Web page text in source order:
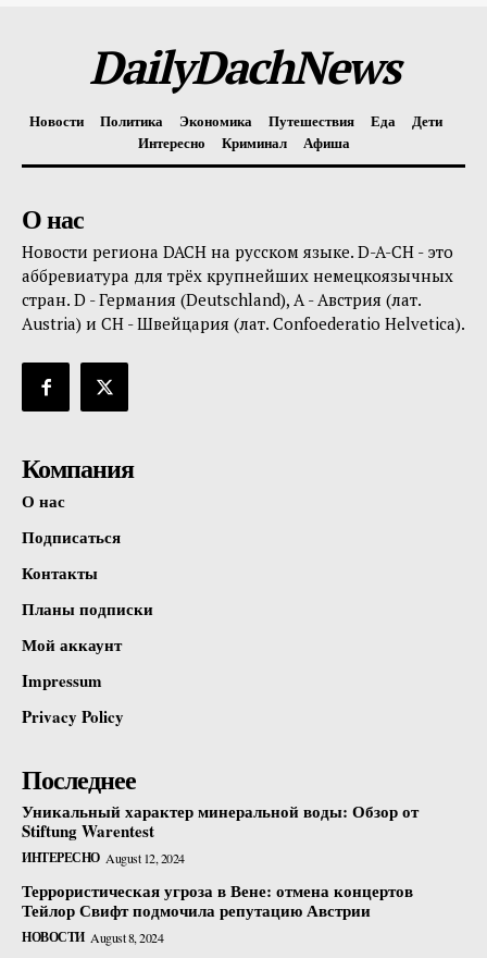
DailyDachNews
Новости Политика Экономика Путешествия Еда
Дети
Интересно
Криминал Афиша
О нас
Новости региона DACH на русском языке. D-A-CH - это
аббревиатура для трёх крупнейших немецкоязычных
стран. D - Германия (Deutschland), A - Австрия (лат.
Austria) и CH - Швейцария (лат. Confoederatio Helvetica).
Компания
О нас
Подписаться
Контакты
Планы подписки
Мой аккаунт
Impressum
Privacy Policy
Последнее
Уникальный характер минеральной воды: Обзор от
Stiftung Warentest
ИНТЕРЕСНО August 12, 2024
Террористическая угроза в Вене: отмена концертов
Тейлор Свифт подмочила репутацию Австрии
НОВОСТИ August 8, 2024